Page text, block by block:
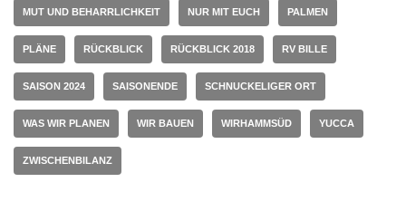
MUT UND BEHARRLICHKEIT NUR MIT EUCH PALMEN
PLÄNE RÜCKBLICK RÜCKBLICK 2018 RV BILLE
SAISON 2024 SAISONENDE SCHNUCKELIGER ORT
WAS WIR PLANEN WIR BAUEN WIRHAMMSÜD YUCCA
ZWISCHENBILANZ